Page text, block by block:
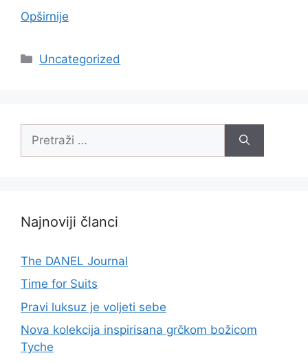
Opširnije
Uncategorized
Najnoviji članci
The DANEL Journal
Time for Suits
Pravi luksuz je voljeti sebe
Nova kolekcija inspirisana grčkom božicom
Tyche